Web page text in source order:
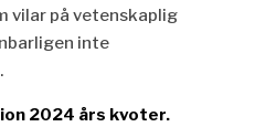
vilar på vetenskaplig
inte
2024 års kvoter.